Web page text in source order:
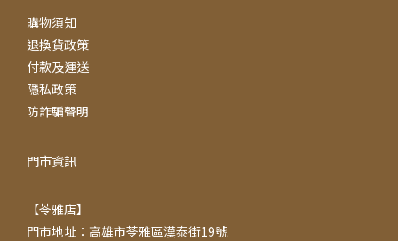
購物須知
退換貨政策
付款及運送
隱私政策
防詐騙聲明
門市資訊
【苓雅店】
門市地址：高雄市苓雅區漢泰街19號